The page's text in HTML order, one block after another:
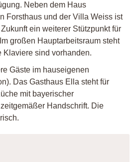
Neben dem Haus
Forsthaus und der Villa Weiss ist
ein weiterer Stützpunkt für
großen Hauptarbeitsraum steht
Klaviere sind vorhanden.
Gäste im hauseigenen
Das Gasthaus Ella steht für
mit bayerischer
Handschrift. Die